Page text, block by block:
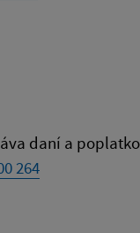
daní a
264